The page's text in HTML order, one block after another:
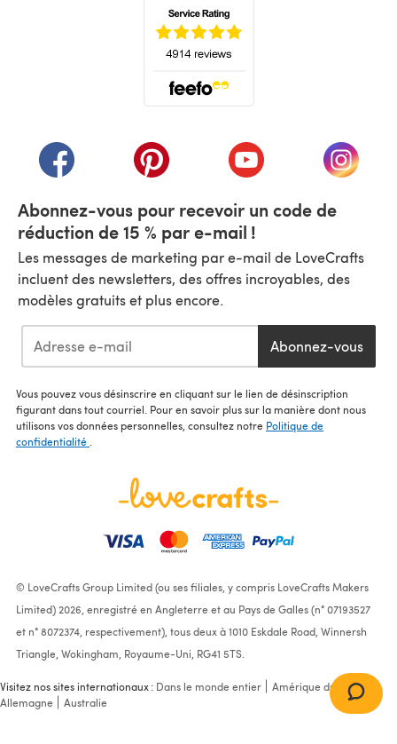
(s'ouvre dans un nouvel onglet)
(s'ouvre dans un nouvel onglet)
(s'ouvre dans un(s'ouvre
Abonnez-vous pour recevoir un code de
réduction de 15 % par e-mail !
Les messages de marketing par e-mail de LoveCrafts
incluent des newsletters, des offres incroyables, des
modèles gratuits et plus encore.
Abonnez-vous
Vous pouvez vous désinscrire en cliquant sur le lien de désinscription
figurant dans tout courriel. Pour en savoir plus sur la manière dont nous
utilisons vos données personnelles, consultez notre Politique de
confidentialité
© LoveCrafts Group Limited (ou ses filiales, y compris LoveCrafts Makers
Limited) 2026, enregistré en Angleterre et au Pays de Galles (n° 07193527
et n° 8072374, respectivement), tous deux à 1010 Eskdale Road, Winnersh
Triangle, Wokingham, Royaume-Uni, RG41 5TS.
Visitez nos sites internationaux : Dans le monde entier
Amérique du Nord
Allemagne
Australie